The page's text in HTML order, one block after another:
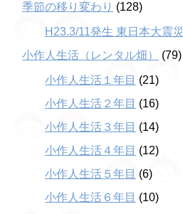
季節の移り変わり (128)
H23.3/11発生 東日本大震災
小作人生活（レンタル畑）
(79)
小作人生活１年目 (21)
小作人生活２年目 (16)
小作人生活３年目 (14)
小作人生活４年目 (12)
小作人生活５年目 (6)
小作人生活６年目 (10)